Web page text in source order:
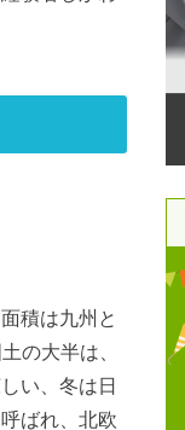
積は九州と
の大半は、
い、冬は日
ばれ、北欧